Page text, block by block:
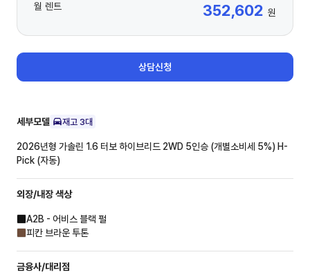
월 렌트 352,602 원
상담신청
세부모델 재고 3대
2026년형 가솔린 1.6 터보 하이브리드 2WD 5인승 (개별소비세 5%) H-
Pick (자동)
외장/내장색상
A2B - 어비스 블랙 펄
피칸 브라운 투톤
금융사/대리점